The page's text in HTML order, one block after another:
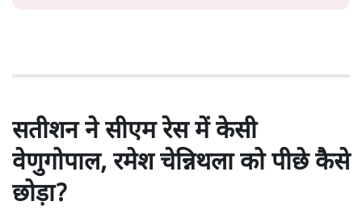
सतीशन ने सीएम रेस में केसी
वेणुगोपाल, रमेश चेन्निथला को पीछे कैसे
छोड़ा?